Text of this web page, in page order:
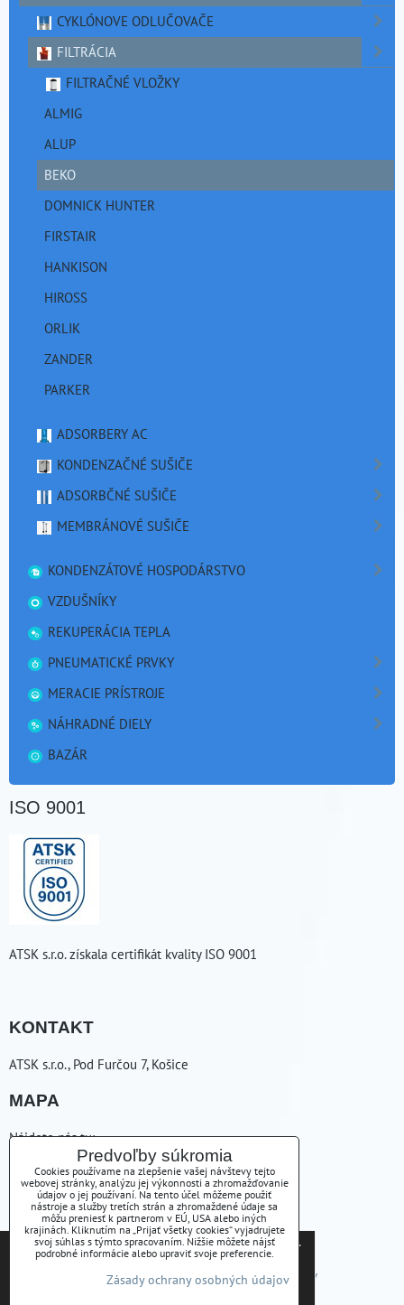
CYKLÓNOVE ODLUČOVAČE
FILTRÁCIA
FILTRAČNÉ VLOŽKY
ALMIG
ALUP
BEKO
DOMNICK HUNTER
FIRSTAIR
HANKISON
HIROSS
ORLIK
ZANDER
PARKER
ADSORBERY AC
KONDENZAČNÉ SUŠIČE
ADSORBČNÉ SUŠIČE
MEMBRÁNOVÉ SUŠIČE
KONDENZÁTOVÉ HOSPODÁRSTVO
VZDUŠNÍKY
REKUPERÁCIA TEPLA
PNEUMATICKÉ PRVKY
MERACIE PRÍSTROJE
NÁHRADNÉ DIELY
BAZÁR
ISO 9001
ATSK s.r.o. získala certifikát kvality ISO 9001
KONTAKT
ATSK s.r.o., Pod Furčou 7, Košice
MAPA
Nájdete nás tu:
ZAVOLÁME VÁM SPÄŤ
+421556254223
atsk(@)atsk.sk
Predvoľby súkromia
Zásady ochrany osobných údajov
Predvoľby súkromia
Cookies používame na zlepšenie vašej návštevy tejto
webovej stránky, analýzu jej výkonnosti a zhromažďovanie
údajov o jej používaní. Na tento účel môžeme použiť
nástroje a služby tretích strán a zhromaždené údaje sa
môžu preniesť k partnerom v EÚ, USA alebo iných
krajinách. Kliknutím na „Prijať všetky cookies“ vyjadrujete
svoj súhlas s týmto spracovaním. Nižšie môžete nájsť
podrobné informácie alebo upraviť svoje preferencie.
Zásady ochrany osobných údajov
Tieto internetové stránky používajú súbory cookies.
Bližšie informácie o použitých súboroch cookies a
ako je možné zabrániť ich používaniu nájdete na